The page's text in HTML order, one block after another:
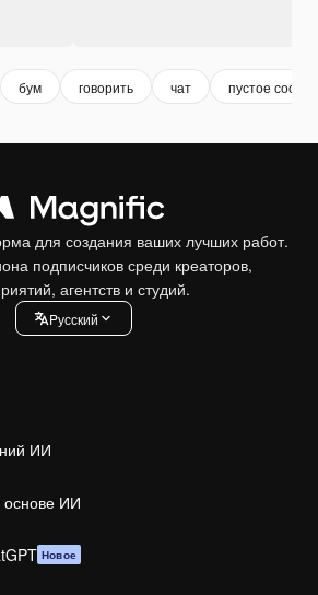
бум говорить чат пустое
для создания ваших лучших работ.
подписчиков среди креаторов,
агентств и студий.
Pусский
ИИ
основе ИИ
Новое